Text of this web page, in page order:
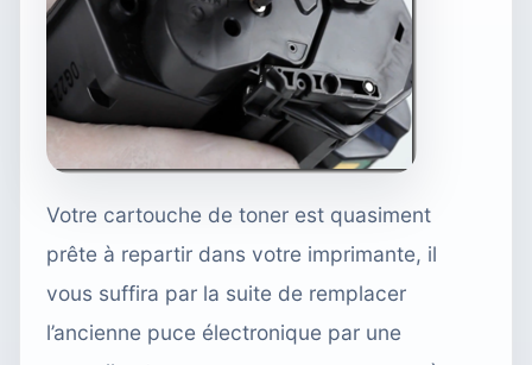
Votre cartouche de toner est quasiment
prête à repartir dans votre imprimante, il
vous suffira par la suite de remplacer
l’ancienne puce électronique par une